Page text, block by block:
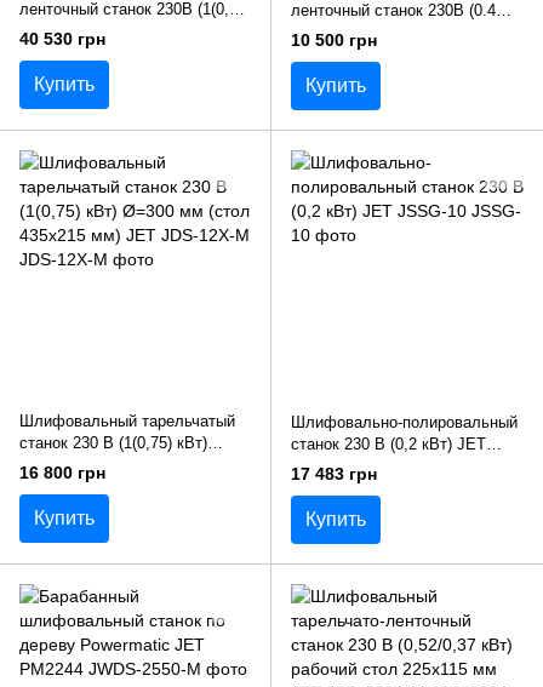
ленточный станок 230В (1(0,6)
кВт) 0-45° (лента 150х1220 мм)
Ø= 230 мм JET JSG-96
40 530 грн
Купить
ленточный станок 230В (0.4
кВт) Ø= 152мм (стол 177х 137
мм) JET JSG-64
10 500 грн
Купить
Шлифовальный тарельчатый
станок 230 В (1(0,75) кВт)
Ø=300 мм (стол 435х215 мм)
JET JDS-12X-M
16 800 грн
Купить
Шлифовально-полировальный
станок 230 В (0,2 кВт) JET
JSSG-10
17 483 грн
Купить